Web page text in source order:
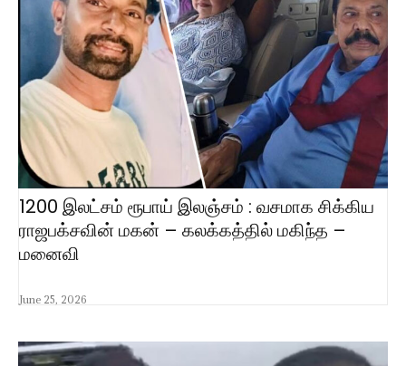
1200 இலட்சம் ரூபாய் இலஞ்சம் : வசமாக சிக்கிய
ராஜபக்சவின் மகன் – கலக்கத்தில் மகிந்த –
மனைவி
June 25, 2026